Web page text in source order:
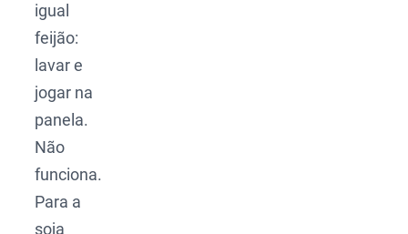
igual
feijão:
lavar e
jogar na
panela.
Não
funciona.
Para a
soja